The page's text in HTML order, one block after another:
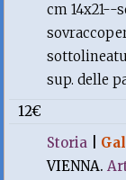
cm
sup. delle
12€
Storia
VIENNA.